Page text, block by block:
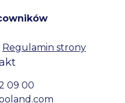
Regulamin strony
09 00